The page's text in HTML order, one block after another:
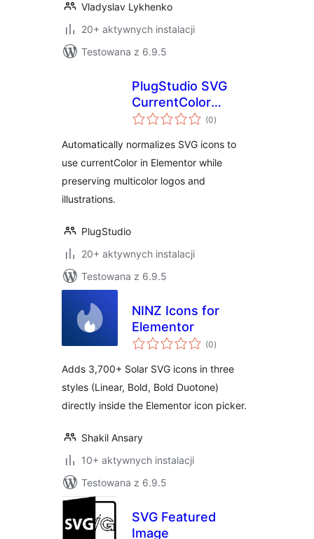
Vladyslav Lykhenko
20+ aktywnych instalacji
Testowana z 6.9.5
PlugStudio SVG
CurrentColor
Normalizer
(0wszystkich
ocen
)
Automatically normalizes SVG icons to
use currentColor in Elementor while
preserving multicolor logos and
illustrations.
PlugStudio
20+ aktywnych instalacji
Testowana z 6.9.5
NINZ Icons for
Elementor
(0wszystkich
ocen
)
Adds 3,700+ Solar SVG icons in three
styles (Linear, Bold, Bold Duotone)
directly inside the Elementor icon picker.
Shakil Ansary
10+ aktywnych instalacji
Testowana z 6.9.5
SVG Featured
Image